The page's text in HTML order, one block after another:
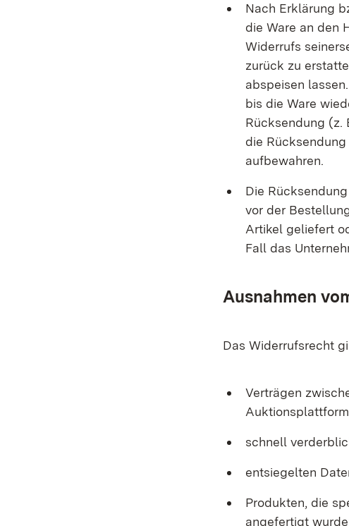
Nach Erklärung
die Ware an den
Widerrufs
zurück zu
abspeisen
bis die Ware
Rücksendung (z.
die
aufbewahren.
Die
vor der
Artikel geliefert
Fall das
Ausnahmen
Das Widerrufsrecht
Verträgen
schnell
entsiegelten
Produkten, die
angefertigt